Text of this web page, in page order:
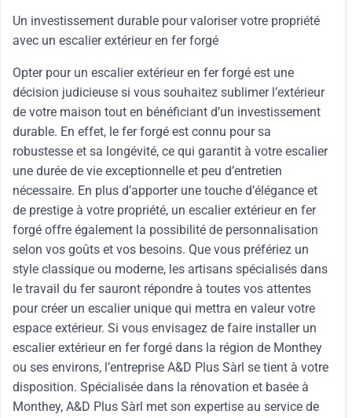
Un investissement durable pour valoriser votre propriété
avec un escalier extérieur en fer forgé
Opter pour un escalier extérieur en fer forgé est une
décision judicieuse si vous souhaitez sublimer l’extérieur
de votre maison tout en bénéficiant d’un investissement
durable. En effet, le fer forgé est connu pour sa
robustesse et sa longévité, ce qui garantit à votre escalier
une durée de vie exceptionnelle et peu d’entretien
nécessaire. En plus d’apporter une touche d’élégance et
de prestige à votre propriété, un escalier extérieur en fer
forgé offre également la possibilité de personnalisation
selon vos goûts et vos besoins. Que vous préfériez un
style classique ou moderne, les artisans spécialisés dans
le travail du fer sauront répondre à toutes vos attentes
pour créer un escalier unique qui mettra en valeur votre
espace extérieur. Si vous envisagez de faire installer un
escalier extérieur en fer forgé dans la région de Monthey
ou ses environs, l’entreprise A&D Plus Sàrl se tient à votre
disposition. Spécialisée dans la rénovation et basée à
Monthey, A&D Plus Sàrl met son expertise au service de